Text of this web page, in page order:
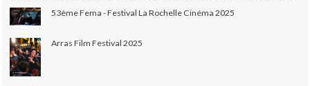
53ème Fema - Festival La Rochelle Cinéma 2025
Arras Film Festival 2025